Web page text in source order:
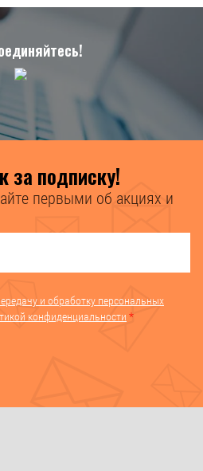
за подписку!
первыми об акциях и
и обработку персональных
конфиденциальности *